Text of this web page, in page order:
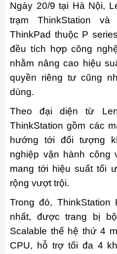
Ngày 20/9 tại Hà Nội,
trạm ThinkStation
ThinkPad thuộc P
đều tích hợp công
nhằm nâng cao hiệu
quyền riêng tư cũng
dùng.
Theo đại diện từ
ThinkStation gồm các
hướng tới đối tượng
nghiệp vận hành công
mang tới hiệu suất tối
rộng vượt trội.
Trong đó,
nhất, được trang bị
Scalable thế hệ thứ 4
CPU, hỗ trợ tối đa 4